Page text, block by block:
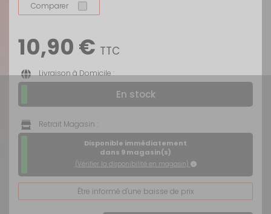
Comparer
10,90 € TTC
Livraison à Domicile :
En stock
Retrait Magasin :
Disponible immédiatement
dans 9 magasin(s)
(Vérifier la disponibilité en magasin)
Être informé d'une baisse de prix